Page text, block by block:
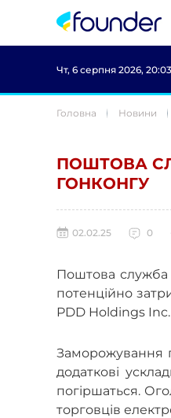
Чт, 6 серпня 2026, 20:03
Головна Новини
ПОШТОВА
ГОНКОНГУ
02.02.25 0
Поштова служба
потенційно
PDD Holdings Inc.
Заморожування
додаткові
погіршаться.
торговців